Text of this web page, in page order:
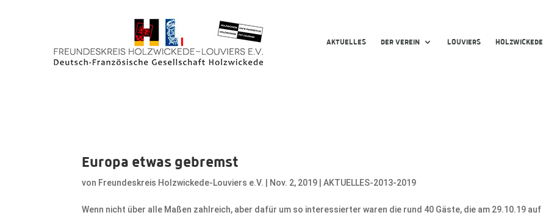
AKTUELLES DER VEREIN LOUVIERS HOLZWICKEDE
Europa etwas gebremst
von Freundeskreis Holzwickede-Louviers e.V. Nov. 2, 2019 |AKTUELLES-2013-2019
Wenn nicht über alle Maßen zahlreich, aber dafür um so interessierter waren die rund 40 Gäste, die am 29.10.19 auf